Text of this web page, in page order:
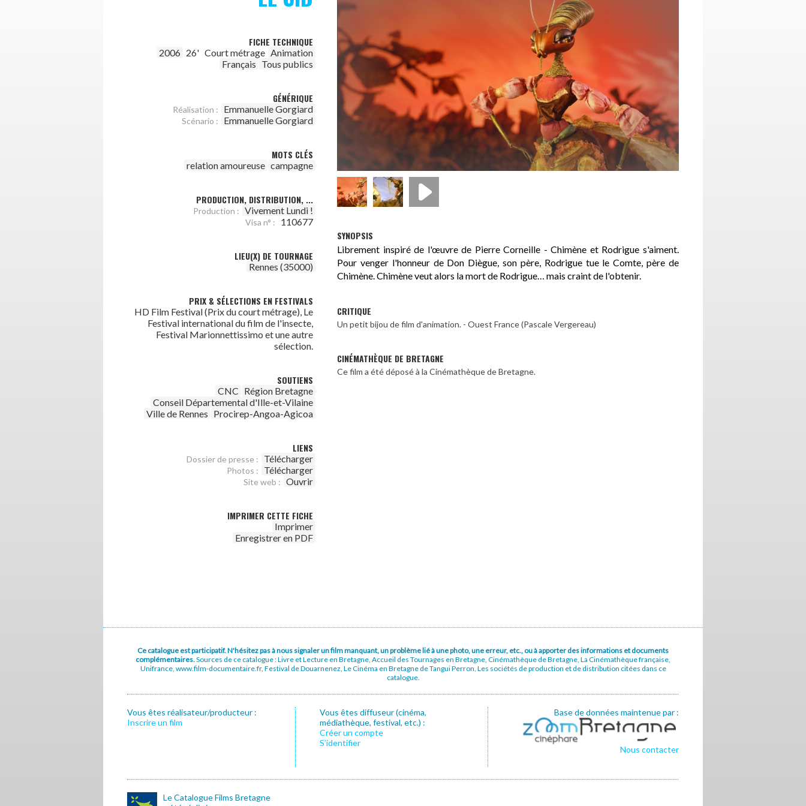
FICHE TECHNIQUE
2006 26' Court métrage Animation
Français Tous publics
GÉNÉRIQUE
Réalisation : Emmanuelle Gorgiard
Scénario : Emmanuelle Gorgiard
MOTS CLÉS
relation amoureuse campagne
PRODUCTION, DISTRIBUTION, ...
Production : Vivement Lundi !
Visa n° : 110677
LIEU(X) DE TOURNAGE
Rennes (35000)
PRIX & SÉLECTIONS EN FESTIVALS
HD Film Festival (Prix du court métrage), Le
Festival international du film de l'insecte,
Festival Marionnettissimo et une autre
sélection.
SOUTIENS
CNC Région Bretagne
Conseil Départemental d'Ille-et-Vilaine
Ville de Rennes Procirep-Angoa-Agicoa
LIENS
Dossier de presse : Télécharger
Photos : Télécharger
Site web : Ouvrir
IMPRIMER CETTE FICHE
Imprimer
Enregistrer en PDF
SYNOPSIS
Librement inspiré de l'œuvre de Pierre Corneille - Chimène et Rodrigue s'aiment.
Pour venger l'honneur de Don Diègue, son père, Rodrigue tue le Comte, père de
Chimène. Chimène veut alors la mort de Rodrigue… mais craint de l'obtenir.
CRITIQUE
Un petit bijou de film d'animation. - Ouest France (Pascale Vergereau)
CINÉMATHÈQUE DE BRETAGNE
Ce film a été déposé à la Cinémathèque de Bretagne.
Ce catalogue est participatif. N'hésitez pas à nous signaler un film manquant, un problème lié à une photo, une erreur, etc., ou à apporter des informations et documents
complémentaires.Sources de ce catalogue : Livre et Lecture en Bretagne, Accueil des Tournages en Bretagne, Cinémathèque de Bretagne, La Cinémathèque française,
Unifrance, www.film-documentaire.fr, Festival de Douarnenez, Le Cinéma en Bretagne de Tangui Perron, Les sociétés de production et de distribution citées dans ce
catalogue.
Vous êtes réalisateur/producteur :
Inscrire un film
Vous êtes diffuseur (cinéma,
médiathèque, festival, etc.) :
Créer un compte
S’identifier
Base de données maintenue par :
Nous contacter
Le Catalogue Films Bretagne